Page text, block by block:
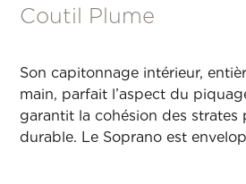
jeu d’équilibre préserve
Coutil Plume
Son capitonnage intérieur,
main, parfait l’aspect du
garantit la cohésion des
durable. Le Soprano est